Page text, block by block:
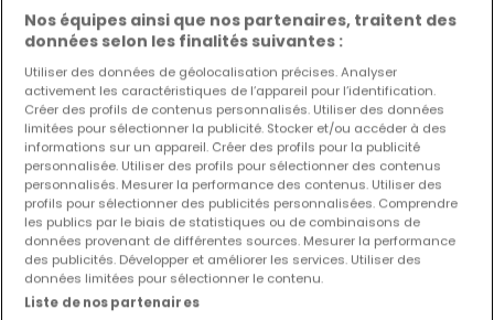
New program à vendre àMaizières-lès-Metz(FR)
De186 052 €à256 469 €
De 59 à 85m²
Appartement
2
59 m²
188 017 €
Appartement
Nos équipes ainsi que nos partenaires, traitent des
données selon les finalités suivantes :
Utiliser des données de géolocalisation précises. Analyser
activement les caractéristiques de l’appareil pour l’identification.
Créer des profils de contenus personnalisés. Utiliser des données
limitées pour sélectionner la publicité. Stocker et/ou accéder à des
informations sur un appareil. Créer des profils pour la publicité
personnalisée. Utiliser des profils pour sélectionner des contenus
personnalisés. Mesurer la performance des contenus. Utiliser des
profils pour sélectionner des publicités personnalisées. Comprendre
les publics par le biais de statistiques ou de combinaisons de
données provenant de différentes sources. Mesurer la performance
des publicités. Développer et améliorer les services. Utiliser des
données limitées pour sélectionner le contenu.
Liste de nos partenaires